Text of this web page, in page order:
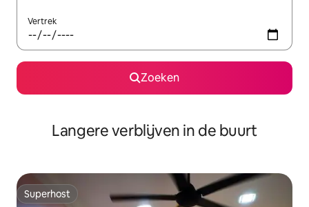
Vertrek
Zoeken
Langere verblijven in de buurt
Superhost
Superhost